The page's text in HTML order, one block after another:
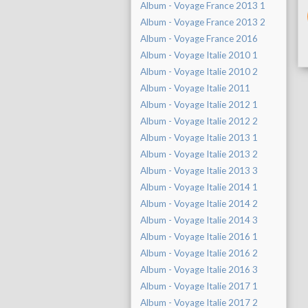
Album - Voyage France 2013 1
Album - Voyage France 2013 2
Album - Voyage France 2016
Album - Voyage Italie 2010 1
Album - Voyage Italie 2010 2
Album - Voyage Italie 2011
Album - Voyage Italie 2012 1
Album - Voyage Italie 2012 2
Album - Voyage Italie 2013 1
Album - Voyage Italie 2013 2
Album - Voyage Italie 2013 3
Album - Voyage Italie 2014 1
Album - Voyage Italie 2014 2
Album - Voyage Italie 2014 3
Album - Voyage Italie 2016 1
Album - Voyage Italie 2016 2
Album - Voyage Italie 2016 3
Album - Voyage Italie 2017 1
Album - Voyage Italie 2017 2